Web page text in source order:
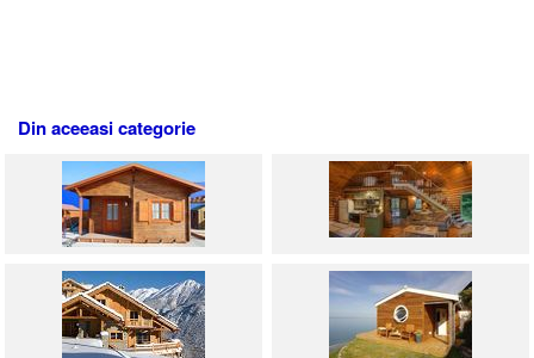
Din aceeasi categorie